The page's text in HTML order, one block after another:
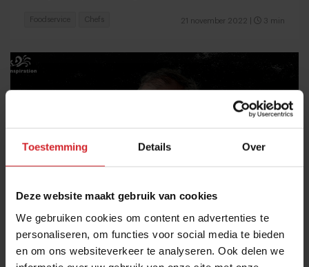
Toestemming Details Over
Deze website maakt gebruik van cookies
We gebruiken cookies om content en advertenties te
personaliseren, om functies voor social media te bieden
en om ons websiteverkeer te analyseren. Ook delen we
21 november 2022 3 min
Foodservice Chefs
Chef's Talk met Max Stiegl van Gut Purbach